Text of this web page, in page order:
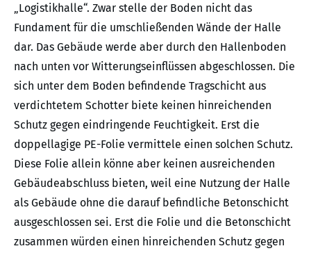
„Logistikhalle“. Zwar stelle der Boden nicht das
Fundament für die umschließenden Wände der Halle
dar. Das Gebäude werde aber durch den Hallenboden
nach unten vor Witterungseinflüssen abgeschlossen. Die
sich unter dem Boden befindende Tragschicht aus
verdichtetem Schotter biete keinen hinreichenden
Schutz gegen eindringende Feuchtigkeit. Erst die
doppellagige PE-Folie vermittele einen solchen Schutz.
Diese Folie allein könne aber keinen ausreichenden
Gebäudeabschluss bieten, weil eine Nutzung der Halle
als Gebäude ohne die darauf befindliche Betonschicht
ausgeschlossen sei. Erst die Folie und die Betonschicht
zusammen würden einen hinreichenden Schutz gegen